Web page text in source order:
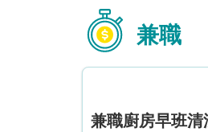
兼職